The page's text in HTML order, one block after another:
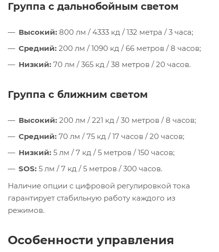
Группа с дальнобойным светом
Высокий: 800 лм / 4333 кд / 132 метра / 3 часа;
Средний: 200 лм / 1090 кд / 66 метров / 8 часов;
Низкий: 70 лм / 365 кд / 38 метров / 20 часов.
Группа с ближним светом
Высокий: 200 лм / 221 кд / 30 метров / 8 часов;
Средний: 70 лм / 75 кд / 17 часов / 20 часов;
Низкий: 5 лм / 7 кд / 5 метров / 150 часов;
SOS: 5 лм / 7 кд / 5 метров / 300 часов.
Наличие опции с цифровой регулировкой тока
гарантирует стабильную работу каждого из
режимов.
Особенности управления